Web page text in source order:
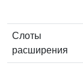
Слоты
расширения